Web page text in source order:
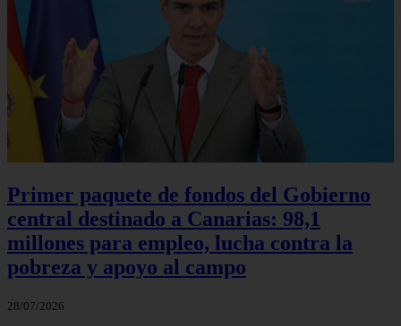
Primer paquete de fondos del Gobierno
central destinado a Canarias: 98,1
millones para empleo, lucha contra la
pobreza y apoyo al campo
28/07/2026